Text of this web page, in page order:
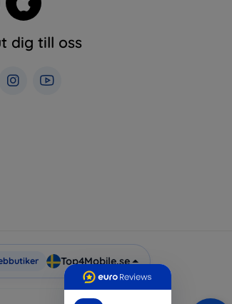
dig till oss
Top4Mobile.se